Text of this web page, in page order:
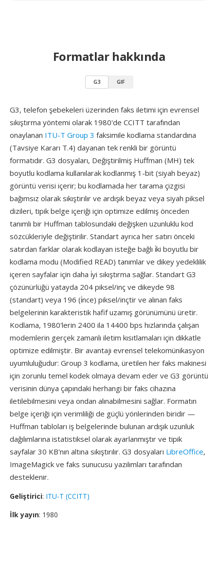
Formatlar hakkında
G3 GIF
G3, telefon şebekeleri üzerinden faks iletimi için evrensel
sıkıştırma yöntemi olarak 1980'de CCITT tarafından
onaylanan ITU-T Group 3 faksimile kodlama standardına
(Tavsiye Kararı T.4) dayanan tek renkli bir görüntü
formatıdır. G3 dosyaları, Değiştirilmiş Huffman (MH) tek
boyutlu kodlama kullanılarak kodlanmış 1-bit (siyah beyaz)
görüntü verisi içerir; bu kodlamada her tarama çizgisi
bağımsız olarak sıkıştırılır ve ardışık beyaz veya siyah piksel
dizileri, tipik belge içeriği için optimize edilmiş önceden
tanımlı bir Huffman tablosundaki değişken uzunluklu kod
sözcükleriyle değiştirilir. Standart ayrıca her satırı önceki
satırdan farklar olarak kodlayan isteğe bağlı i̇ki boyutlu bir
kodlama modu (Modified READ) tanımlar ve dikey yedeklilik
içeren sayfalar için daha i̇yi sıkıştırma sağlar. Standart G3
çözünürlüğü yatayda 204 piksel/inç ve dikeyde 98
(standart) veya 196 (i̇nce) piksel/inçtir ve alınan faks
belgelerinin karakteristik hafif uzamış görünümünü üretir.
Kodlama, 1980'lerin 2400 ila 14400 bps hızlarında çalışan
modemlerin gerçek zamanlı iletim kısıtlamaları için dikkatle
optimize edilmiştir. Bir avantajı evrensel telekomünikasyon
uyumluluğudur: Group 3 kodlama, üretilen her faks makinesi
için zorunlu temel kodek olmaya devam eder ve G3 görüntü
verisinin dünya çapındaki herhangi bir faks cihazına
iletilebilmesini veya ondan alınabilmesini sağlar. Formatın
belge içeriği için verimliliği de güçlü yönlerinden biridir —
Huffman tabloları iş belgelerinde bulunan ardışık uzunluk
dağılımlarına istatistiksel olarak ayarlanmıştır ve tipik
sayfalar 30 KB'nın altına sıkıştırılır. G3 dosyaları LibreOffice,
ImageMagick ve faks sunucusu yazılımları tarafından
desteklenir.
Geliştirici: ITU-T (CCITT)
İlk yayın: 1980